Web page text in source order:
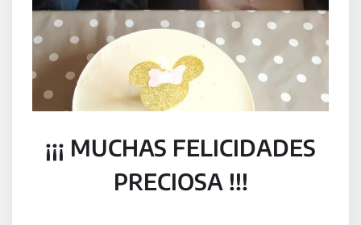
¡¡¡ MUCHAS FELICIDADES
PRECIOSA !!!